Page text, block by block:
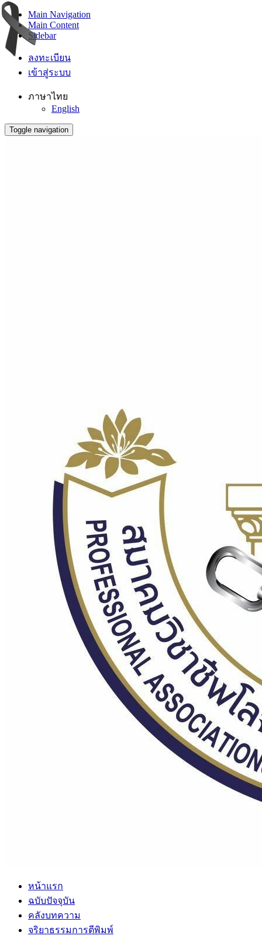
Main Navigation
Main Content
Sidebar
ลงทะเบียน
เข้าสู่ระบบ
ภาษาไทย
English
Toggle navigation
หน้าแรก
ฉบับปัจจุบัน
คลังบทความ
จริยาธรรมการตีพิมพ์